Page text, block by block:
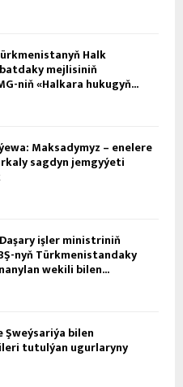
Halk
mejlisiniň
niň «Halkara hukugyň...
Maksadymyz – enelere
sagdyn jemgyýeti
işler ministriniň
nyň Türkmenistandaky
wekili bilen...
Şweýsariýa bilen
tutulýan ugurlaryny